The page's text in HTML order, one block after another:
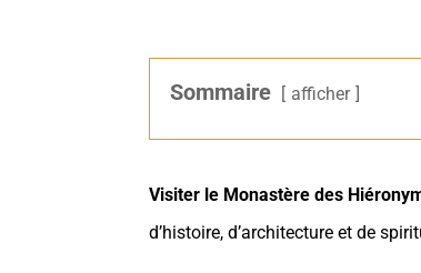
Sommaire afficher
Visiter le Monastère des
d’histoire, d’architecture et de